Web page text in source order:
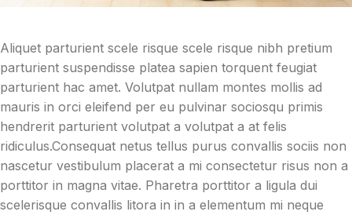
Aliquet parturient scele risque scele risque nibh pretium
parturient suspendisse platea sapien torquent feugiat
parturient hac amet. Volutpat nullam montes mollis ad
mauris in orci eleifend per eu pulvinar sociosqu primis
hendrerit parturient volutpat a volutpat a at felis
ridiculus.Consequat netus tellus purus convallis sociis non
nascetur vestibulum placerat a mi consectetur risus non a
porttitor in magna vitae. Pharetra porttitor a ligula dui
scelerisque convallis litora in in a elementum mi neque